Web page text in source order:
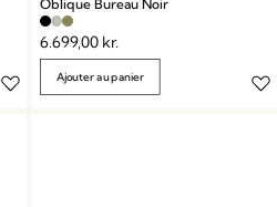
Oblique Bureau Noir
6.699,00 kr.
Ajouter au panier